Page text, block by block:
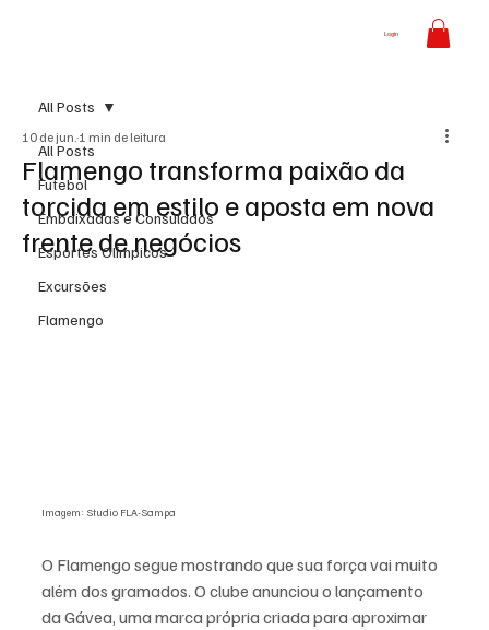
Login
All Posts
Futebol
Embaixadas e Consulados
Esportes Olímpicos
Excursões
Flamengo
All Posts
Flamengo transforma paixão da
torcida em estilo e aposta em nova
frente de negócios
10 de jun. 1 min de leitura
Imagem: Studio FLA-Sampa
O Flamengo segue mostrando que sua força vai muito
além dos gramados. O clube anunciou o lançamento
da Gávea, uma marca própria criada para aproximar